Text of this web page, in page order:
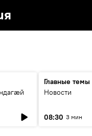
Главные темы
Новости
08:30 3 мин